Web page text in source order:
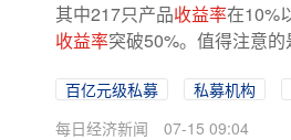
其中217只产品收益率在10%
收益率突破50%。值得注意
百亿元级私募 私募机构
每日经济新闻
07-15 09:04